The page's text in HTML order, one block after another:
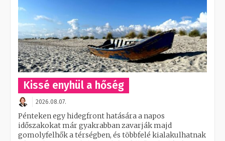
Kissé enyhül a hőség
2026.08.07.
Pénteken egy hidegfront hatására a napos
időszakokat már gyakrabban zavarják majd
gomolyfelhők a térségben, és többfelé kialakulhatnak